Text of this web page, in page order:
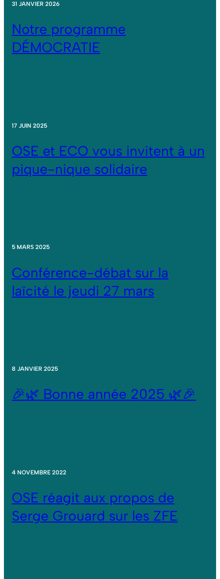
31 JANVIER 2026
Notre programme
DÉMOCRATIE
17 JUIN 2025
OSE et ECO vous invitent à un
pique-nique solidaire
5 MARS 2025
Conférence-débat sur la
laïcité le jeudi 27 mars
8 JANVIER 2025
🎉🌿 Bonne année 2025 🌿🎉
4 NOVEMBRE 2022
OSE réagit aux propos de
Serge Grouard sur les ZFE